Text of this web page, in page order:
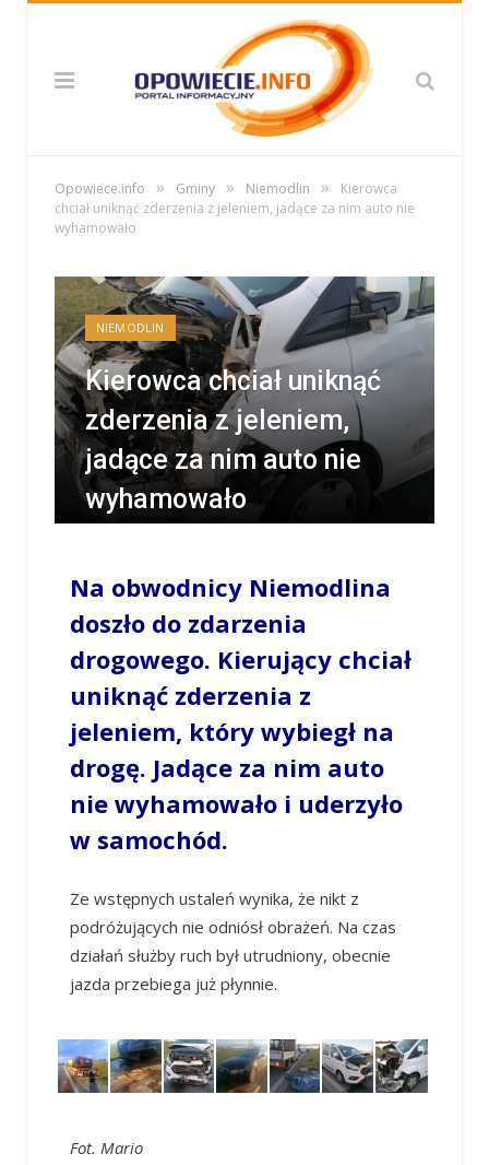
Opowiece.info » Gminy » Niemodlin »
Kierowca
chciał uniknąć zderzenia z jeleniem, jadące za nim auto nie
wyhamowało
NIEMODLIN
Kierowca chciał uniknąć
zderzenia z jeleniem,
jadące za nim auto nie
wyhamowało
Na obwodnicy Niemodlina
doszło do zdarzenia
drogowego. Kierujący chciał
uniknąć zderzenia z
jeleniem, który wybiegł na
drogę. Jadące za nim auto
nie wyhamowało i uderzyło
w samochód.
Ze wstępnych ustaleń wynika, że nikt z
podróżujących nie odniósł obrażeń. Na czas
działań służby ruch był utrudniony, obecnie
jazda przebiega już płynnie.
Fot. Mario